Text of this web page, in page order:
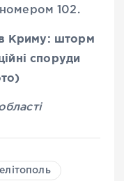
номером 102.
Криму: шторм
споруди